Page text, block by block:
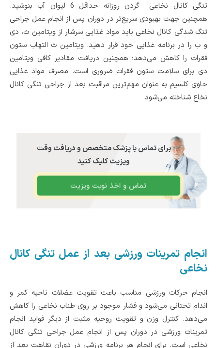
تنگی کانال نخاعی گردن روزانه حداقل‌ 6 لیوان آب بنوشید.
همچنین جهت بهبودی سریع‌تر در دوران پس از انجام عمل جراحی
تنگ شدگی کانال نخاعی باید مواد غذایی سرشار از ویتامین ث، دی
و ب را در برنامه غذایی خود قرار دهید. ویتامین‌ ث التهاب ستون
فقرات را کاهش می‌دهد؛ همچنین دریافت مقادیر کافی‌ ویتامین‌
دی برای سلامت ستون فقرات ضروری است. مصرف مواد غذایی
حاوی کلسیم به عنوان مهم‌ترین مراقبت بعد از جراحی تنگی کانال
نخاع شناخته می‌شود.
برای تماس با پزشک متخصص و دریافت وقت
ویزیت کلیک کنید
تماس و اخذ نوبت ویزیت
انجام تمرینات ورزشی بعد از عمل تنگی کانال
نخاعی
انجام حرکات ورزشی مناسب باعث تقویت عضلات ناحیه کمر و
اندام تحتانی می‌‌شود و فشار موجود بر روی طناب نخاعی را کاهش
می‌دهد. کنترل‌ وزن و تقویت روحیه مثبت از دیگر فواید انجام
تمرینات ورزشی در دوران پس از انجام عمل جراحی تنگی کانال
نخاعی است. برای انجام هر برنامه ورزشی در دوران نقاهت بعد از